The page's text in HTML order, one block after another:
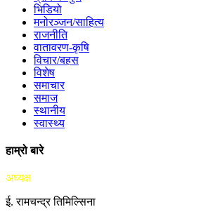
भिडियो
मनोरञ्जन/साहित्य
राजनीति
वातावरण-कृषि
विचार/बहस
विशेष
समाचार
समाज
स्थानीय
स्वास्थ्य
हाम्रो बारे
अध्यक्ष
ई. रामचन्द्र तिमिल्सिना